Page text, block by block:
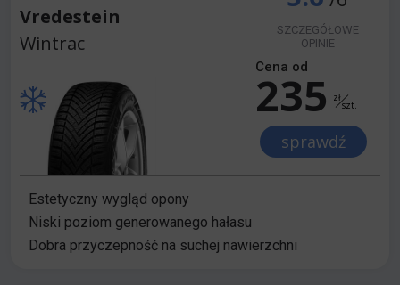
Vredestein
Wintrac
SZCZEGÓŁOWE
OPINIE
Cena od
235 zł
szt.
sprawdź
Estetyczny wygląd opony
Niski poziom generowanego hałasu
Dobra przyczepność na suchej nawierzchni